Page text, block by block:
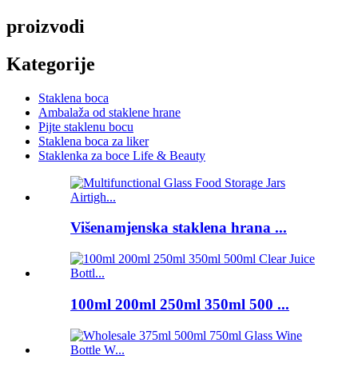
proizvodi
Kategorije
Staklena boca
Ambalaža od staklene hrane
Pijte staklenu bocu
Staklena boca za liker
Staklenka za boce Life & Beauty
Višenamjenska staklena hrana ...
100ml 200ml 250ml 350ml 500 ...